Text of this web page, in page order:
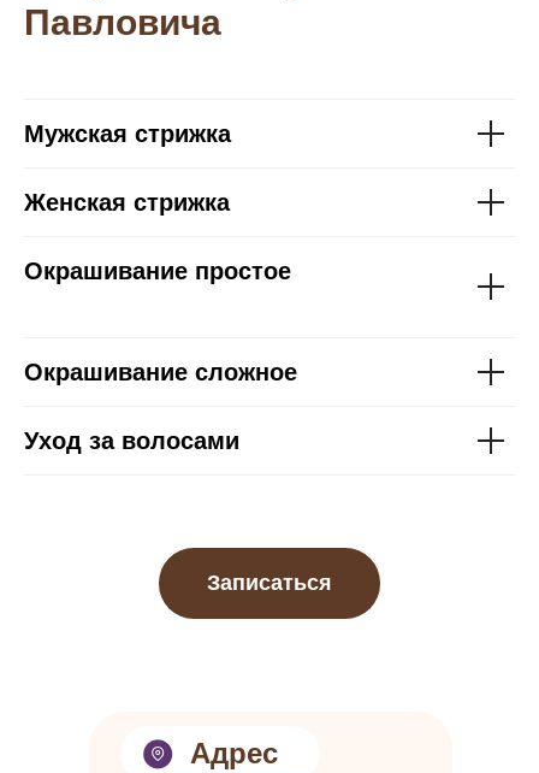
Павловича
Мужская стрижка
Женская стрижка
Окрашивание простое
Окрашивание сложное
Уход за волосами
Записаться
Адрес